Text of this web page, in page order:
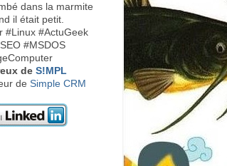
dans la marmite
il était petit.
#Linux #ActuGeek
#MSDOS
de S!MPL
de Simple CRM